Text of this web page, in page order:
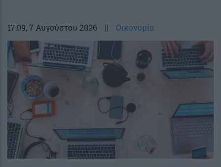
17:09, 7 Αυγούστου 2026 || Οικονομία